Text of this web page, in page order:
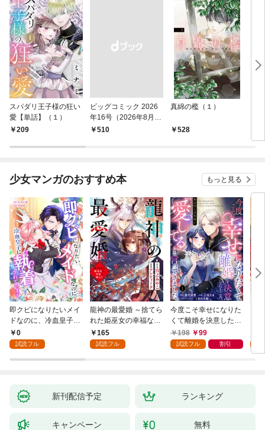
スパダリ王子様の狂い
愛【単話】（１）
209
ビッグコミック 2026
年16号（2026年8月7
日発売）
￥510
真綿の檻（１）
528
少女マンガのおすすめ本 もっと見る
即クビになりたいメイ
ドなのに、冷血皇子に
執着されています第1
話
0
試読フル
龍神の最愛婚 ～捨てら
れた姫巫女の幸福な嫁
入り～: 1
165
試読フル
今度こそ幸せになりた
くて離婚を決意したと
ころ、無表情な旦那様
が「愛してる」と言っ
198 99
試読フル 割引
新刊配信予定 ランキング
キャンペーン 無料